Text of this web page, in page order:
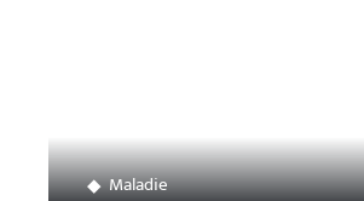
Maladie